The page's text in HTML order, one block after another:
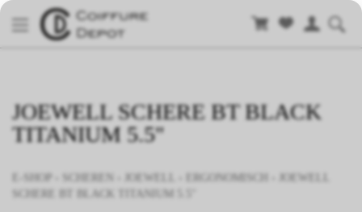
JOEWELL SCHERE BT BLACK
TITANIUM 5.5"
JOEWELL
JOEWELL
SCHERE BT BLACK TITANIUM 5.5"